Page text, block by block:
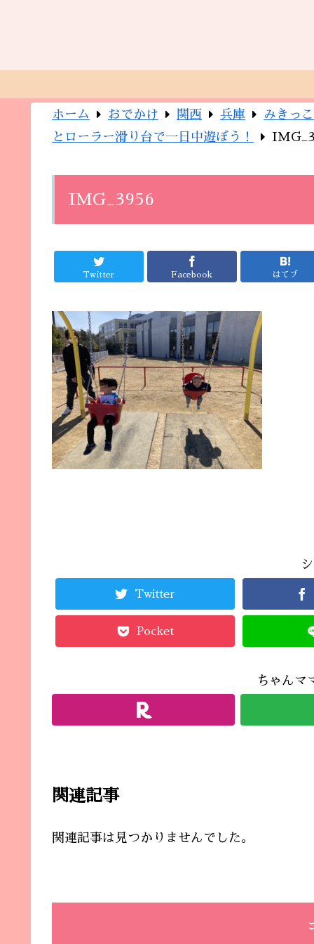
ホーム おでかけ 関西 兵庫
みきっ
とローラー滑り台で一日中遊ぼう！
IMG_3956
Twitter Facebook はてブ
Twitter
Pocket
ちゃんマ
関連記事
関連記事は見つかりませんでした。